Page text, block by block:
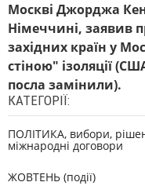
Москві Джорджа
Німеччині, заявив
західних країн у
стіною" ізоляції
посла замінили).
КАТЕГОРІЇ:
ПОЛІТИКА, вибори,
міжнародні договори
ЖОВТЕНЬ (події)